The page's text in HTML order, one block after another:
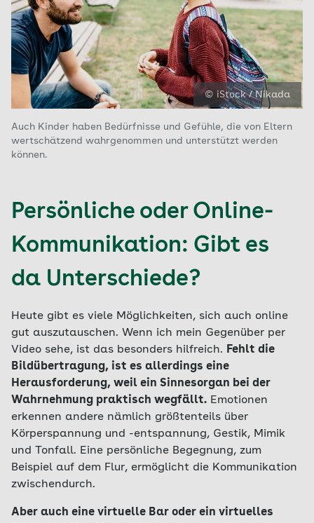
© iStock / Nikada
Auch Kinder haben Bedürfnisse und Gefühle, die von Eltern
wertschätzend wahrgenommen und unterstützt werden
können.
Persönliche oder Online-
Kommunikation: Gibt es
da Unterschiede?
Heute gibt es viele Möglichkeiten, sich auch online
gut auszutauschen. Wenn ich mein Gegenüber per
Video sehe, ist das besonders hilfreich. Fehlt die
Bildübertragung, ist es allerdings eine
Herausforderung, weil ein Sinnesorgan bei der
Wahrnehmung praktisch wegfällt. Emotionen
erkennen andere nämlich größtenteils über
Körperspannung und -entspannung, Gestik, Mimik
und Tonfall. Eine persönliche Begegnung, zum
Beispiel auf dem Flur, ermöglicht die Kommunikation
zwischendurch.
Aber auch eine virtuelle Bar oder ein virtuelles